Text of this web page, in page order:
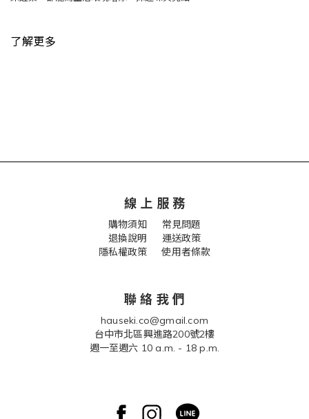
了解更多
線 上 服 務
購物須知 常見問題
退換說明
運送政策
隱私權政策 使用者條款
聯 絡 我 們
hauseki.co@gmail.com
台中市北區興進路200號2樓
週一至週六 10 a.m. - 18 p.m.